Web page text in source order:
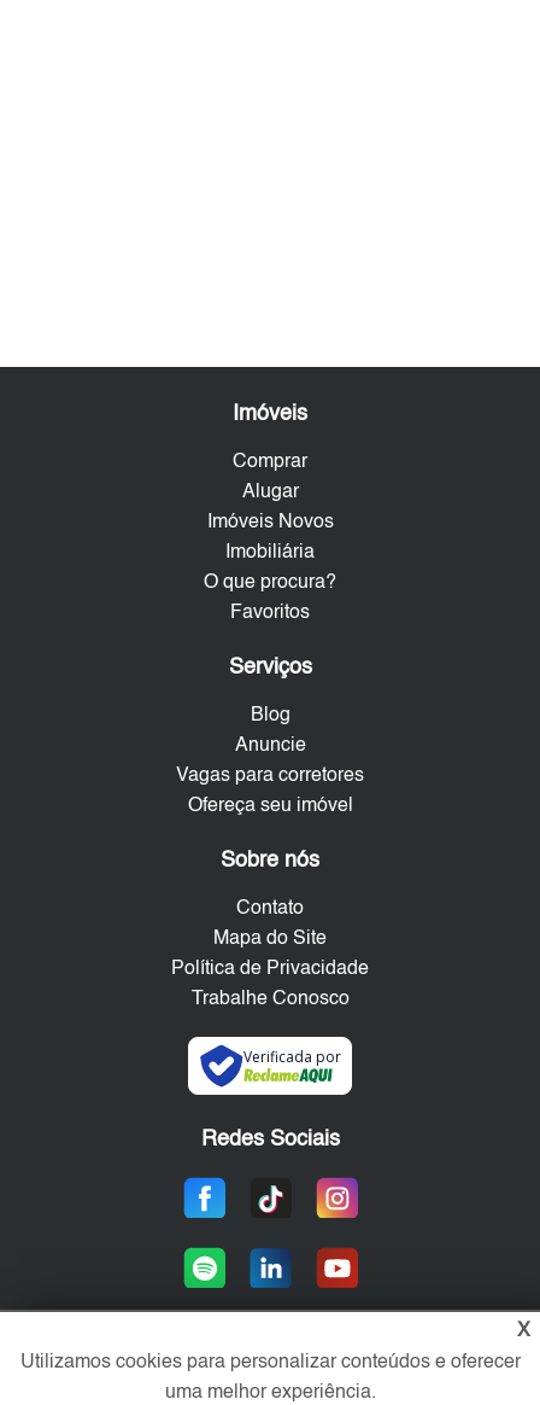
Imóveis
Comprar
Alugar
Imóveis Novos
Imobiliária
O que procura?
Favoritos
Serviços
Blog
Anuncie
Vagas para corretores
Ofereça seu imóvel
Sobre nós
Contato
Mapa do Site
Política de Privacidade
Trabalhe Conosco
Verificada por
Redes Sociais
Área exclusiva aos anunciantes,
X
Utilizamos cookies para personalizar conteúdos e oferecer
uma melhor experiência.